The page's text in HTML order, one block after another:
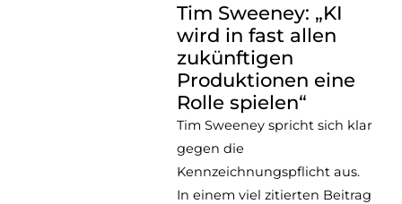
Tim Sweeney: „KI
wird in fast allen
zukünftigen
Produktionen eine
Rolle spielen“
Tim Sweeney spricht sich klar
gegen die
Kennzeichnungspflicht aus.
In einem viel zitierten Beitrag